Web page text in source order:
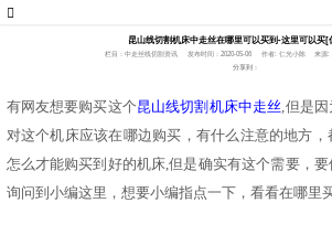
昆山线切割机床中走丝在哪里可以买到-这里可以买[
栏目：中走丝线切割资讯 发布时间：2020-05-06 作者: 仁光小陈 来源:
分享到：
有网友想要购买这个昆山线切割机床中走丝,但是
对这个机床应该在哪边购买，有什么注意的地方
怎么才能购买到好的机床,但是确实有这个需要，
询问到小编这里，想要小编指点一下，看看在哪里